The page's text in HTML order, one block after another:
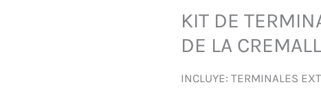
KIT DE
DE LA
INCLUYE: TERMINALES